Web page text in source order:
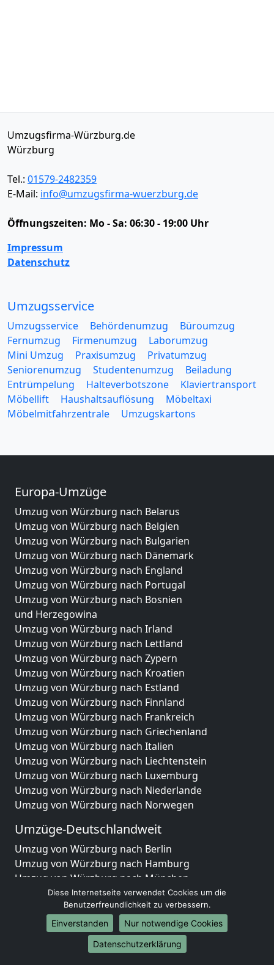
Umzugsfirma-Würzburg.de
Würzburg
Tel.: 01579-2482359
E-Mail: info@umzugsfirma-wuerzburg.de
Öffnungszeiten: Mo - Sa: 06:30 - 19:00 Uhr
Impressum
Datenschutz
Umzugsservice
Umzugsservice Behördenumzug
Büroumzug
Fernumzug
Firmenumzug
Laborumzug
Mini Umzug
Praxisumzug
Privatumzug
Seniorenumzug
Studentenumzug
Beiladung
Entrümpelung
Halteverbotszone
Klaviertransport
Möbellift
Haushaltsauflösung
Möbeltaxi
Möbelmitfahrzentrale
Umzugskartons
Europa-Umzüge
Umzug von Würzburg nach Belarus
Umzug von Würzburg nach Belgien
Umzug von Würzburg nach Bulgarien
Umzug von Würzburg nach Dänemark
Umzug von Würzburg nach England
Umzug von Würzburg nach Portugal
Umzug von Würzburg nach Bosnien
und Herzegowina
Umzug von Würzburg nach Irland
Umzug von Würzburg nach Lettland
Umzug von Würzburg nach Zypern
Umzug von Würzburg nach Kroatien
Umzug von Würzburg nach Estland
Umzug von Würzburg nach Finnland
Umzug von Würzburg nach Frankreich
Umzug von Würzburg nach Griechenland
Umzug von Würzburg nach Italien
Umzug von Würzburg nach Liechtenstein
Umzug von Würzburg nach Luxemburg
Umzug von Würzburg nach Niederlande
Umzug von Würzburg nach Norwegen
Umzüge-Deutschlandweit
Umzug von Würzburg nach Berlin
Umzug von Würzburg nach Hamburg
Umzug von Würzburg nach München
Umzug von Würzburg nach Köln
Umzug von Würzburg nach Frankfurt am Main
Umzug von Würzburg nach Stuttgart
Umzug von Würzburg nach Düsseldorf
Umzug von Würzburg nach Leipzig
Diese Internetseite verwendet Cookies um die
Benutzerfreundlichkeit zu verbessern.
Einverstanden
Nur notwendige Cookies
Datenschutzerklärung